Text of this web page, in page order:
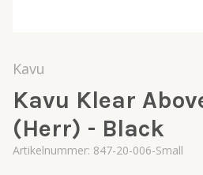
Kavu
Kavu Klear
(Herr) - Black
Artikelnummer: 847-20-006-Small